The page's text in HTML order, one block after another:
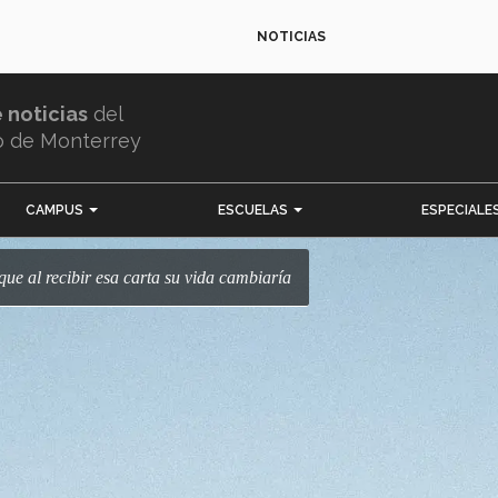
NOTICIAS
noticias del
de Monterrey
CAMPUS ESCUELAS
al recibir esa carta su vida cambiaría